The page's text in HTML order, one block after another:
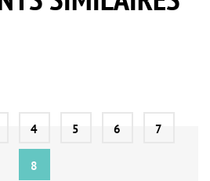
4 5 6 7
8